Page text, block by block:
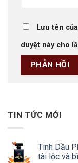
Lưu tên
duyệt này cho
TIN TỨC MỚI
Tinh Dầu
tài lộc và